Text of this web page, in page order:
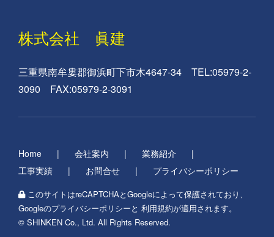
株式会社 眞建
三重県南牟婁郡御浜町下市木4647-34 TEL:05979-2-
3090 FAX:05979-2-3091
Home 会社案内
業務紹介
工事実績
お問合せ プライバシーポリシー
このサイトはreCAPTCHAとGoogleによって保護されており、
Googleのプライバシーポリシーと 利用規約が適用されます。
© SHINKEN Co., Ltd. All Rights Reserved.